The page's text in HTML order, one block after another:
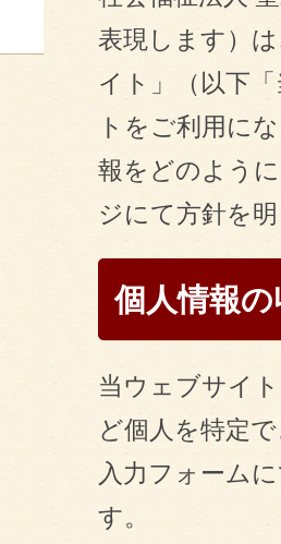
表現します）
イト」（以下
トをご利用に
報をどのよう
ジにて方針を
個人情報
当ウェブサイ
ど個人を特定
入力フォーム
す。